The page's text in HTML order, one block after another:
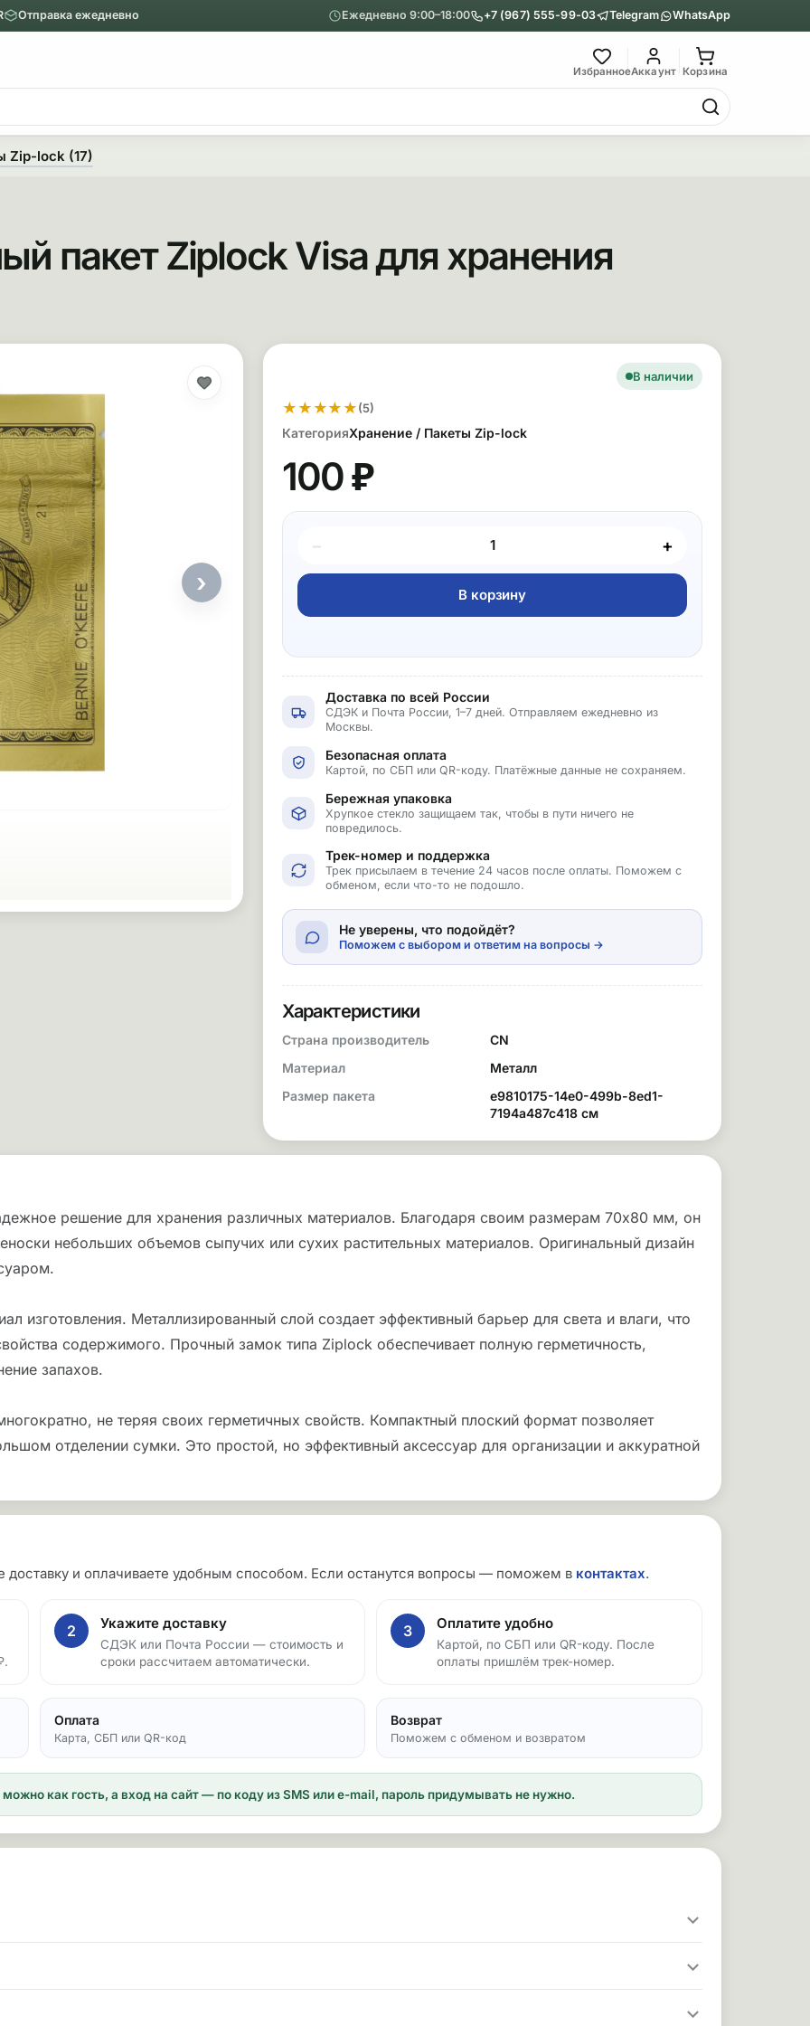
Отправка ежедневно Ежедневно 9:00–18:00 +7 (967) 555-99-03 Telegram WhatsApp
ИзбранноеАккаунт Корзина
Вапорайзеры
Аксессуары
Главное меню
Гриндеры
Металлические
Zip-lock (17)
пакет Ziplock Visa для хранения
›
Покупка и основные сведения
В наличии
★★★★★(5)
КатегорияХранение / Пакеты Zip-lock
100 ₽
Покупка товара
− +
В корзину
Доставка по всей России
СДЭК и Почта России, 1–7 дней. Отправляем ежедневно из
Москвы.
Безопасная оплата
Картой, по СБП или QR-коду. Платёжные данные не сохраняем.
Бережная упаковка
Хрупкое стекло защищаем так, чтобы в пути ничего не
повредилось.
Трек-номер и поддержка
Трек присылаем в течение 24 часов после оплаты. Поможем с
обменом, если что-то не подошло.
Не уверены, что подойдёт?
Поможем с выбором и ответим на вопросы →
Характеристики
Страна производитель
CN
Материал
Металл
Размер пакета
e9810175-14e0-499b-8ed1-
7194a487c418 см
решение для хранения различных материалов. Благодаря своим размерам 70x80 мм, он
небольших объемов сыпучих или сухих растительных материалов. Оригинальный дизайн
изготовления. Металлизированный слой создает эффективный барьер для света и влаги, что
содержимого. Прочный замок типа Ziplock обеспечивает полную герметичность,
запахов.
не теряя своих герметичных свойств. Компактный плоский формат позволяет
отделении сумки. Это простой, но эффективный аксессуар для организации и аккуратной
доставку и оплачиваете удобным способом. Если останутся вопросы — поможем в контактах.
2 Укажите доставку
СДЭК или Почта России — стоимость и
сроки рассчитаем автоматически.
3 Оплатите удобно
Картой, по СБП или QR-коду. После
оплаты пришлём трек-номер.
Оплата
Карта, СБП или QR-код
Возврат
Поможем с обменом и возвратом
как гость, а вход на сайт — по коду из SMS или e-mail, пароль придумывать не нужно.